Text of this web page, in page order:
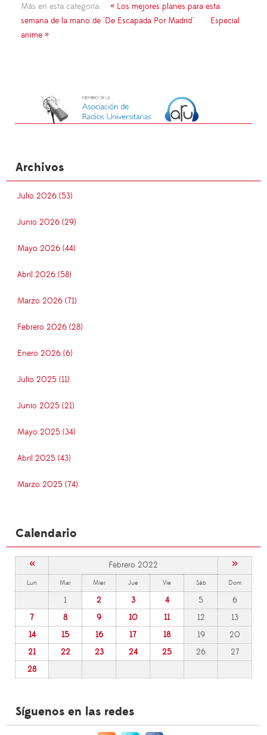
Más en esta categoría:
« Los mejores planes para esta
semana de la mano de "De Escapada Por Madrid"
Especial
anime »
Archivos
Julio 2026 (53)
Junio 2026 (29)
Mayo 2026 (44)
Abril 2026 (58)
Marzo 2026 (71)
Febrero 2026 (28)
Enero 2026 (6)
Julio 2025 (11)
Junio 2025 (21)
Mayo 2025 (34)
Abril 2025 (43)
Marzo 2025 (74)
Calendario
« Febrero 2022 »
Lun Mar Mier Jue Vie Sáb Dom
1 2 3 4 5
6
7
8 9 10 11 12
13
14
15 16 17 18 19
20
21
22 23 24 25 26
27
28
Síguenos en las redes